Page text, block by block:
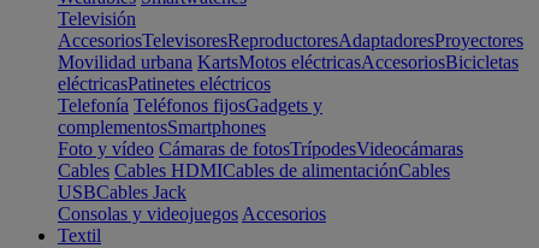
Televisión
AccesoriosTelevisoresReproductoresAdaptadoresProyectores
Movilidad urbana KartsMotos eléctricasAccesoriosBicicletas
eléctricasPatinetes eléctricos
Telefonía Teléfonos fijosGadgets y
complementosSmartphones
Foto y vídeo Cámaras de fotosTrípodesVideocámaras
Cables Cables HDMICables de alimentaciónCables
USBCables Jack
Consolas y videojuegos Accesorios
Textil